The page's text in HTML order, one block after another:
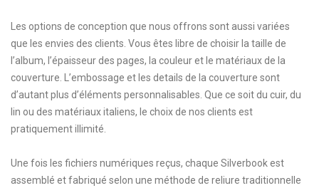
Les options de conception que nous offrons sont aussi variées
que les envies des clients. Vous êtes libre de choisir la taille de
l’album, l’épaisseur des pages, la couleur et le matériaux de la
couverture. L’embossage et les details de la couverture sont
d’autant plus d’éléments personnalisables. Que ce soit du cuir, du
lin ou des matériaux italiens, le choix de nos clients est
pratiquement illimité.
Une fois les fichiers numériques reçus, chaque Silverbook est
assemblé et fabriqué selon une méthode de reliure traditionnelle